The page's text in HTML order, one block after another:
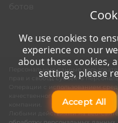
Персональные данные
прав и свобод субъекта
Операции с использованием
качественного сервиса нашим
Любыми действиями на веб-
We use cookies to
experience on our
about these cookies,
settings, please
Accept All